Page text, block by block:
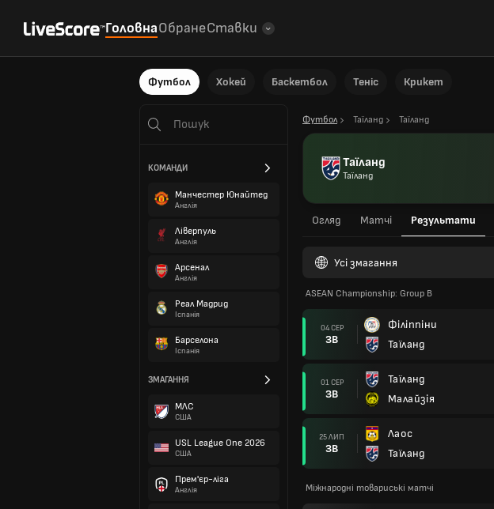
ГоловнаОбранеСтавки
Футбол Хокей Баскетбол Теніс Крикет
КОМАНДИ
Манчестер Юнайтед
Англія
Ліверпуль
Англія
Арсенал
Англія
Реал Мадрид
Іспанія
Барселона
Іспанія
ЗМАГАННЯ
МЛС
США
USL League One 2026
США
Прем'єр-ліга
Англія
Футбол Таїланд Таїланд
Таїланд
Таїланд
Огляд Матчі Результати
Усі змагання
ASEAN Championship: Group B
04 СЕР
ЗВ
Філіппіни
Таїланд
01 СЕР
ЗВ
Таїланд
Малайзія
25 ЛИП
ЗВ
Лаос
Таїланд
Міжнародні товариські матчі